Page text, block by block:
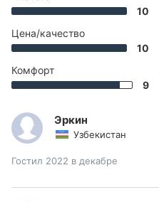
10
Цена/качество
10
Комфорт
9
Эркин
Узбекистан
Гостил 2022 в декабре